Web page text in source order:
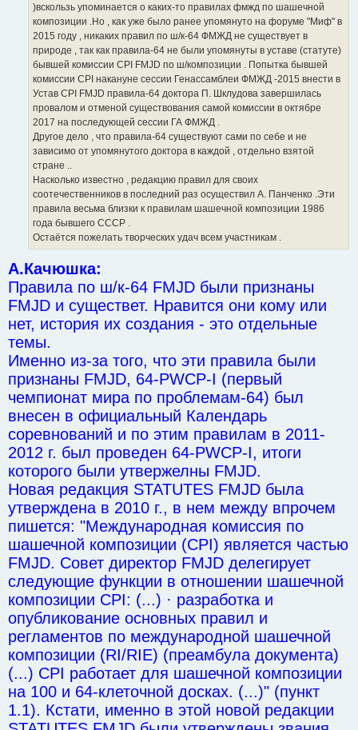
)вскользь упоминается о каких-то правилах фмжд по шашечной
композиции .Но , как уже было ранее упомянуто на форуме "Миф" в
2015 году , никаких правил по ш/к-64 ФМЖД не существует в
природе , так как правила-64 не были упомянуты в уставе (статуте)
бывшей комиссии CPI FMJD по ш/композиции . Попытка бывшей
комиссии CPI накануне сессии Генассамблеи ФМЖД -2015 внести в
Устав CPI FMJD правила-64 доктора П. Шклудова завершилась
провалом и отменой существования самой комиссии в октябре
2017 на последующей сессии ГА ФМЖД .
Другое дело , что правила-64 существуют сами по себе и не
зависимо от упомянутого доктора в каждой , отдельно взятой
стране ..
Насколько известно , редакцию правил для своих
соотечественников в последний раз осуществил А. Панченко .Эти
правила весьма близки к правилам шашечной композиции 1986
года бывшего СССР .
Остаётся пожелать творческих удач всем участникам .
А.Качюшка:
Правила по ш/к-64 FMJD были признаны
FMJD и существет. Нравится они кому или
нет, история их создания - это отдельные
темы.
Именно из-за того, что эти правила были
признаны FMJD, 64-PWCP-I (первый
чемпионат мира по проблемам-64) был
внесен в официальный Календарь
соревнований и по этим правилам в 2011-
2012 г. был проведен 64-PWCP-I, итоги
которого были утвержелны FMJD.
Новая редакция STATUTES FMJD была
утверждена в 2010 г., в нем между впрочем
пишется: "Международная комиссия по
шашечной композиции (CPI) является частью
FMJD. Совет директор FMJD делегирует
следующие функции в отношении шашечной
композиции CPI: (...) · разработка и
опубликование основных правил и
регламентов по международной шашечной
композиции (RI/RIE) (преамбула документа)
(...) CPI работает для шашечной композиции
на 100 и 64-клеточной досках. (...)" (пункт
1.1). Кстати, именно в этой новой редакции